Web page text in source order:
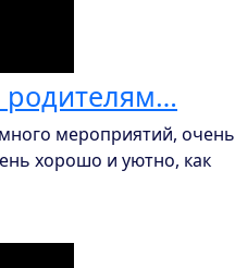
родителям…
мероприятий, очень
хорошо и уютно, как